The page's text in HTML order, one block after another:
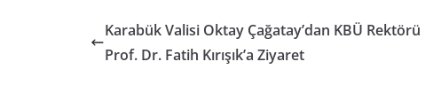
Karabük Valisi Oktay Çağatay’dan KBÜ Rektörü
Prof. Dr. Fatih Kırışık’a Ziyaret